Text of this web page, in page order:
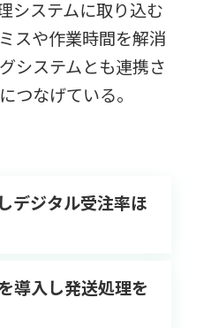
システムに取り込む
スや作業時間を解消
システムとも連携さ
つなげている。
デジタル受注率ほ
導入し発送処理を